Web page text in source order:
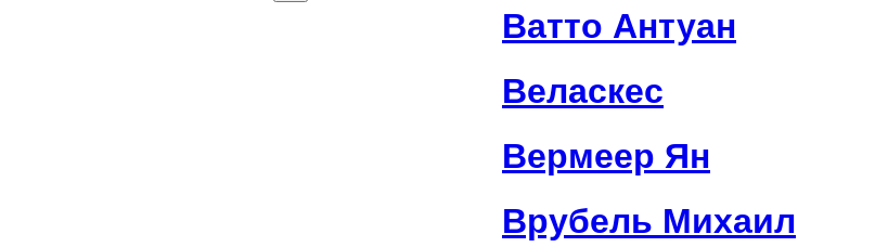
Ватто Антуан
Веласкес
Вермеер Ян
Врубель Михаил